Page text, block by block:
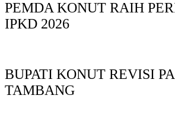
PEMDA KONUT RAIH
IPKD 2026
BUPATI KONUT REVISI
TAMBANG